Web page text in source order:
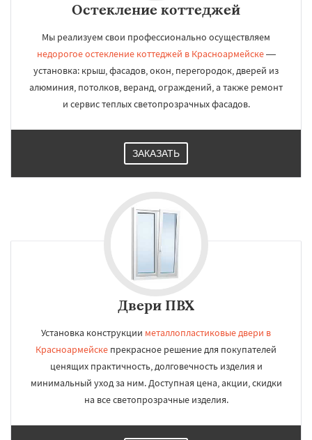
Остекление коттеджей
Мы реализуем свои профессионально осуществляем
недорогое остекление коттеджей в Красноармейске—
установка: крыш, фасадов, окон, перегородок, дверей из
алюминия, потолков, веранд, ограждений, а также ремонт
и сервис теплых светопрозрачных фасадов.
ЗАКАЗАТЬ
Двери ПВХ
Установка конструкции металлопластиковые двери в
Красноармейске прекрасное решение для покупателей
ценящих практичность, долговечность изделия и
минимальный уход за ним. Доступная цена, акции, скидки
на все светопрозрачные изделия.